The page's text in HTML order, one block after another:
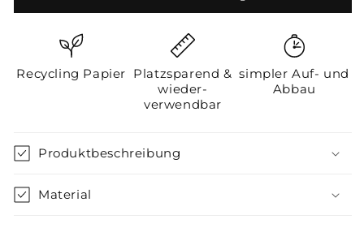
Papier
Tannenzapfen,
Baumanhänger
Christbaum
Papier
Tannenzapfen,
Baumanhänger
Christbaum
Recycling Papier Platzsparend &
wieder-
verwendbar
simpler Auf- und
Abbau
Produktbeschreibung
Material